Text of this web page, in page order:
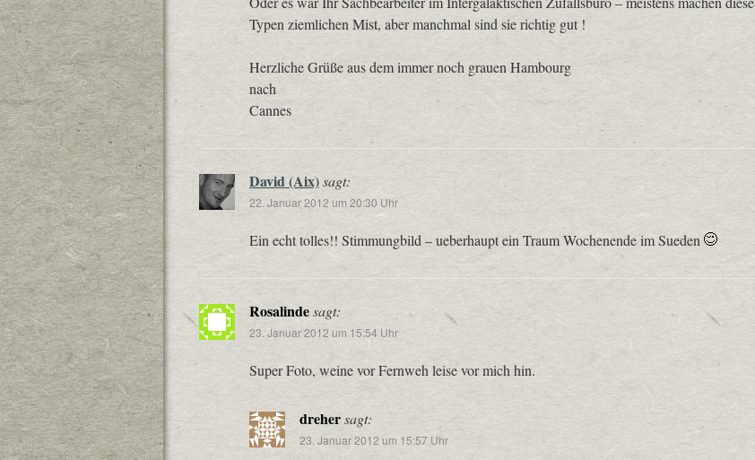
Typen ziemlichen Mist, aber manchmal sind sie richtig gut !
Herzliche Grüße aus dem immer noch grauen Hambourg
nach
Cannes
David (Aix)sagt:
22. Januar 2012 um 20:30 Uhr
Ein echt tolles!! Stimmungbild – ueberhaupt ein Traum Wochenende im Sueden
Rosalindesagt:
23. Januar 2012 um 15:54 Uhr
Super Foto, weine vor Fernweh leise vor mich hin.
drehersagt:
23. Januar 2012 um 15:57 Uhr